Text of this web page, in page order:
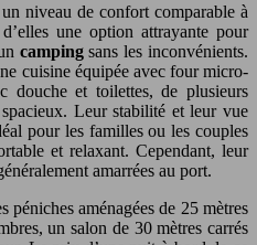
niveau de confort comparable à
une option attrayante pour
campingsans les inconvénients.
cuisine équipée avec four micro-
douche et toilettes, de plusieurs
Leur stabilité et leur vue
pour les familles ou les couples
et relaxant. Cependant, leur
amarrées au port.
péniches aménagées de 25 mètres
un salon de 30 mètres carrés